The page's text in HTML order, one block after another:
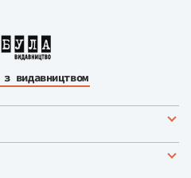
видавництвом